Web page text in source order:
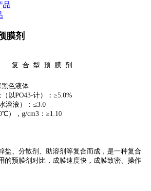
品
膜剂
复 合 型 预 膜 剂
色液体
（以PO43-计）：≥5.0%
溶液）：≤3.0
），g/cm3：≥1.10
、分散剂、助溶剂等复合而成，是一种复合
的预膜剂对比，成膜速度快，成膜致密、操作